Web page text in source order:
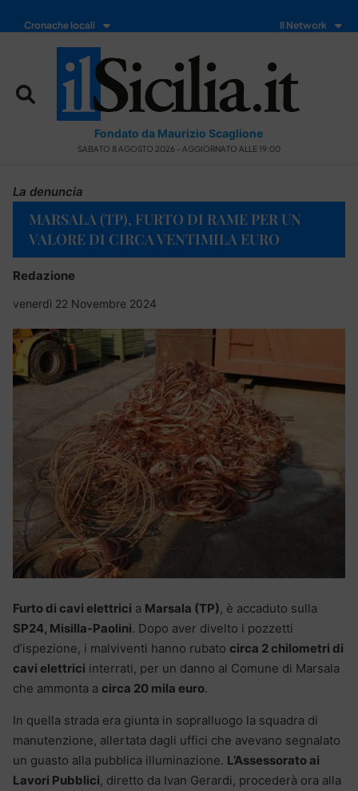
Cronache locali Il Network
Fondato da Maurizio Scaglione
SABATO 8 AGOSTO 2026 - AGGIORNATO ALLE 19:00
La denuncia
MARSALA (TP), FURTO DI RAME PER UN
VALORE DI CIRCA VENTIMILA EURO
Redazione
venerdì 22 Novembre 2024
Furto di cavi elettrici a Marsala (TP), è accaduto sulla
SP24, Misilla-Paolini. Dopo aver divelto i pozzetti
d’ispezione, i malviventi hanno rubato circa 2 chilometri di
cavi elettrici interrati, per un danno al Comune di Marsala
che ammonta a circa 20 mila euro.
In quella strada era giunta in sopralluogo la squadra di
manutenzione, allertata dagli uffici che avevano segnalato
un guasto alla pubblica illuminazione. L’Assessorato ai
Lavori Pubblici, diretto da Ivan Gerardi, procederà ora alla